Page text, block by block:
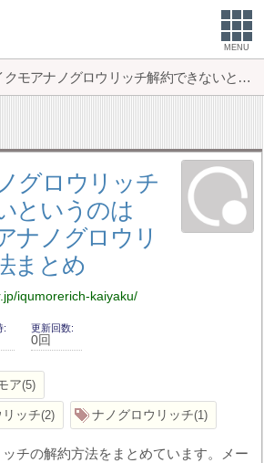
MENU
イクモアナノグロウリッチ解約できないというのは嘘？イクモアナノグロウリッチ解約方法まとめ
グロウリッチ
というのは
ナノグロウリ
まとめ
iqumorerich-kaiyaku/
更新回数
0回
ア 5
リッチ 2 ナノグロウリッチ 1
チの解約方法をまとめています。メー